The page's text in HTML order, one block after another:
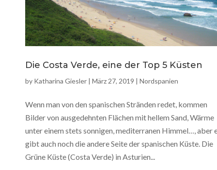
Die Costa Verde, eine der Top 5 Küsten
by Katharina Giesler | März 27, 2019 | Nordspanien
Wenn man von den spanischen Stränden redet, kommen
Bilder von ausgedehnten Flächen mit hellem Sand, Wärme
unter einem stets sonnigen, mediterranen Himmel…, aber
gibt auch noch die andere Seite der spanischen Küste. Die
Grüne Küste (Costa Verde) in Asturien...